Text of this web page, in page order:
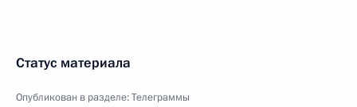
Статус материала
Опубликован в разделе:Телеграммы